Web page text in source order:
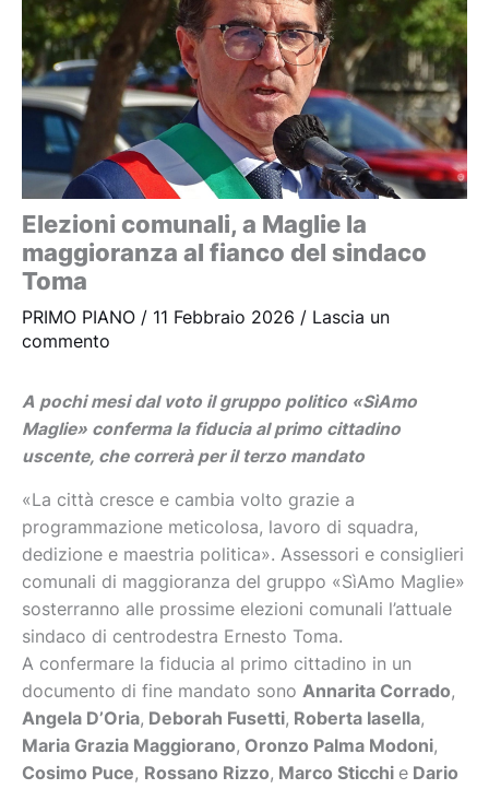
Elezioni comunali, a Maglie la
maggioranza al fianco del sindaco
Toma
PRIMO PIANO / 11 Febbraio 2026 / Lascia un
commento
A pochi mesi dal voto il gruppo politico «SìAmo
Maglie» conferma la fiducia al primo cittadino
uscente, che correrà per il terzo mandato
«La città cresce e cambia volto grazie a
programmazione meticolosa, lavoro di squadra,
dedizione e maestria politica». Assessori e consiglieri
comunali di maggioranza del gruppo «SìAmo Maglie»
sosterranno alle prossime elezioni comunali l’attuale
sindaco di centrodestra Ernesto Toma.
A confermare la fiducia al primo cittadino in un
documento di fine mandato sono Annarita Corrado,
Angela D’Oria, Deborah Fusetti, Roberta Iasella,
Maria Grazia Maggiorano, Oronzo Palma Modoni,
Cosimo Puce, Rossano Rizzo, Marco Sticchi e Dario